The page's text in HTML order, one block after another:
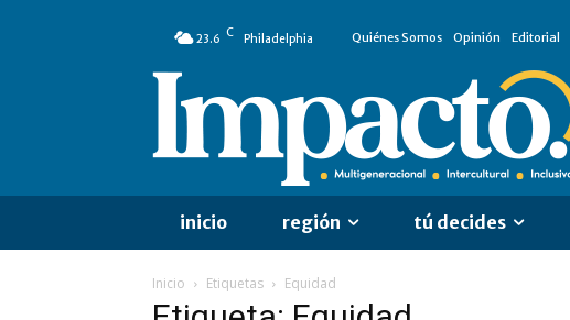
23.6 C Philadelphia Quiénes Somos Opinión Editorial
inicio región tú decides
Inicio Etiquetas Equidad